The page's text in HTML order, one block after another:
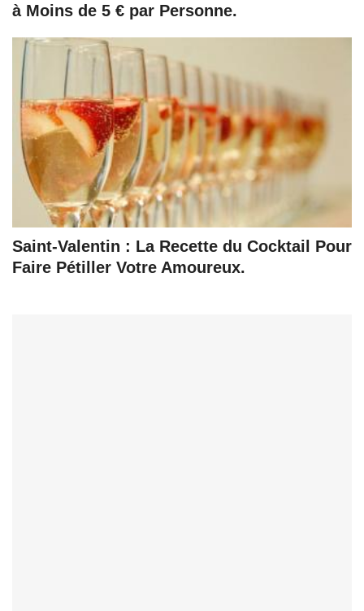
à Moins de 5 € par Personne.
Saint-Valentin : La Recette du Cocktail Pour
Faire Pétiller Votre Amoureux.